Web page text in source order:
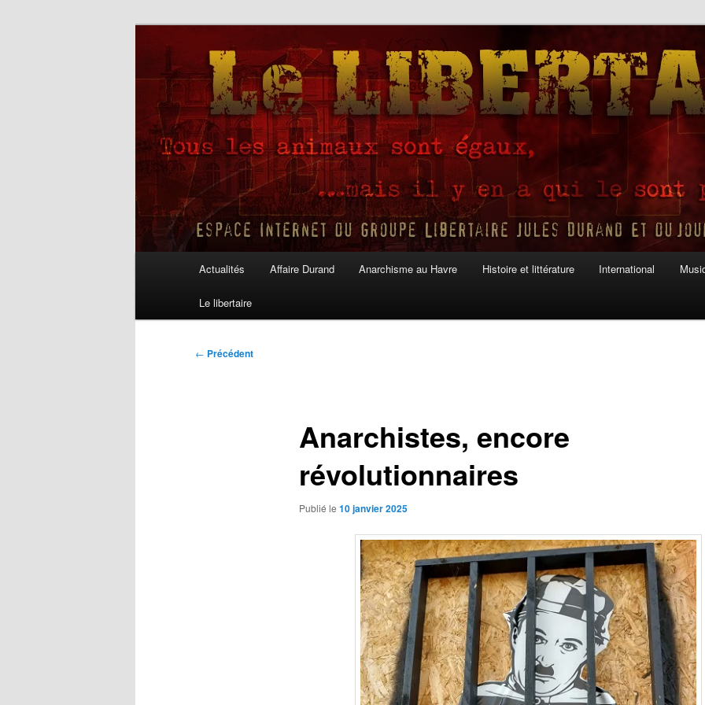
Le Libertaire
Actualités Affaire Durand Anarchisme au Havre Histoire et littérature International
Le libertaire
Navigation
← Précédent
Anarchistes, encore
révolutionnaires
Publié le 10 janvier 2025